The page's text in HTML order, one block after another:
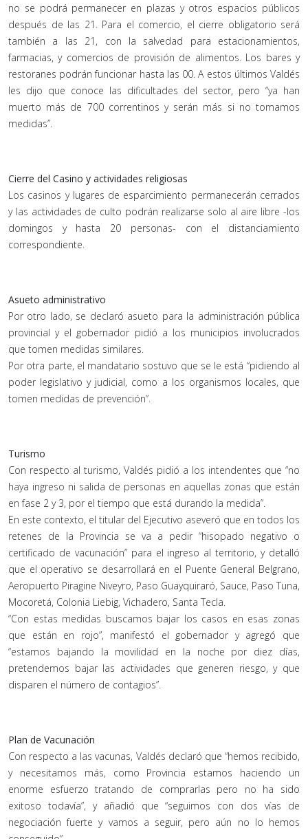
no se podrá permanecer en plazas y otros espacios públicos
después de las 21. Para el comercio, el cierre obligatorio será
también a las 21, con la salvedad para estacionamientos,
farmacias, y comercios de provisión de alimentos. Los bares y
restoranes podrán funcionar hasta las 00. A estos últimos Valdés
les dijo que conoce las dificultades del sector, pero “ya han
muerto más de 700 correntinos y serán más si no tomamos
medidas”.
Cierre del Casino y actividades religiosas
Los casinos y lugares de esparcimiento permanecerán cerrados
y las actividades de culto podrán realizarse solo al aire libre -los
domingos y hasta 20 personas- con el distanciamiento
correspondiente.
Asueto administrativo
Por otro lado, se declaró asueto para la administración pública
provincial y el gobernador pidió a los municipios involucrados
que tomen medidas similares.
Por otra parte, el mandatario sostuvo que se le está “pidiendo al
poder legislativo y judicial, como a los organismos locales, que
tomen medidas de prevención”.
Turismo
Con respecto al turismo, Valdés pidió a los intendentes que “no
haya ingreso ni salida de personas en aquellas zonas que están
en fase 2 y 3, por el tiempo que está durando la medida”.
En este contexto, el titular del Ejecutivo aseveró que en todos los
retenes de la Provincia se va a pedir “hisopado negativo o
certificado de vacunación” para el ingreso al territorio, y detalló
que el operativo se desarrollará en el Puente General Belgrano,
Aeropuerto Piragine Niveyro, Paso Guayquiraró, Sauce, Paso Tuna,
Mocoretá, Colonia Liebig, Vichadero, Santa Tecla.
“Con estas medidas buscamos bajar los casos en esas zonas
que están en rojo”, manifestó el gobernador y agregó que
“estamos bajando la movilidad en la noche por diez días,
pretendemos bajar las actividades que generen riesgo, y que
disparen el número de contagios”.
Plan de Vacunación
Con respecto a las vacunas, Valdés declaró que “hemos recibido,
y necesitamos más, como Provincia estamos haciendo un
enorme esfuerzo tratando de comprarlas pero no ha sido
exitoso todavía”, y añadió que “seguimos con dos vías de
negociación fuerte y vamos a seguir, pero aún no lo hemos